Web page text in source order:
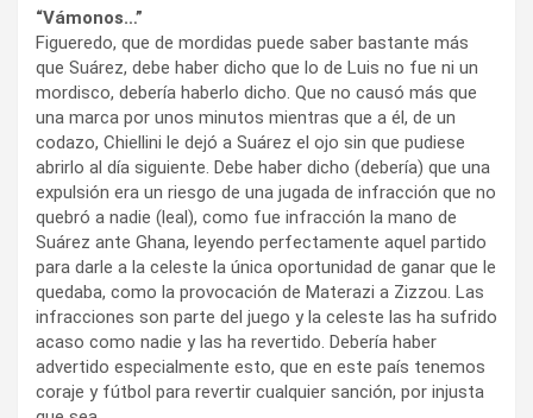
“Vámonos…”
Figueredo, que de mordidas puede saber bastante más
que Suárez, debe haber dicho que lo de Luis no fue ni un
mordisco, debería haberlo dicho. Que no causó más que
una marca por unos minutos mientras que a él, de un
codazo, Chiellini le dejó a Suárez el ojo sin que pudiese
abrirlo al día siguiente. Debe haber dicho (debería) que una
expulsión era un riesgo de una jugada de infracción que no
quebró a nadie (leal), como fue infracción la mano de
Suárez ante Ghana, leyendo perfectamente aquel partido
para darle a la celeste la única oportunidad de ganar que le
quedaba, como la provocación de Materazi a Zizzou. Las
infracciones son parte del juego y la celeste las ha sufrido
acaso como nadie y las ha revertido. Debería haber
advertido especialmente esto, que en este país tenemos
coraje y fútbol para revertir cualquier sanción, por injusta